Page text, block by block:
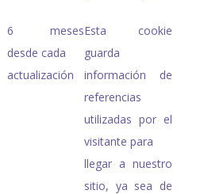
6 meses
desde cada
actualización
Esta cookie
guarda
información de
referencias
utilizadas por el
visitante para
llegar a nuestro
sitio, ya sea de